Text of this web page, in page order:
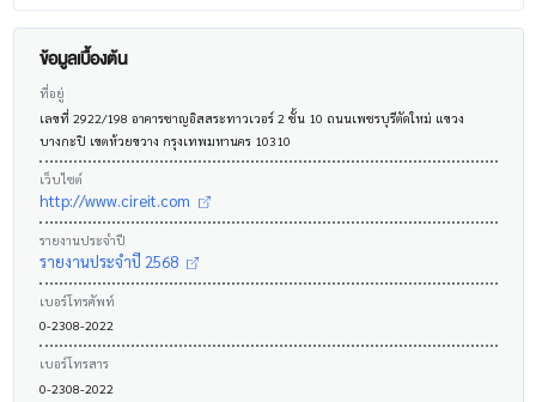
ข้อมูลเบื้องต้น
ที่อยู่
เลขที่ 2922/198 อาคารชาญอิสสระทาวเวอร์ 2 ชั้น 10 ถนนเพชรบุรีตัดใหม่ แขวง
บางกะปิ เขตห้วยขวาง กรุงเทพมหานคร 10310
เว็บไซต์
http://www.cireit.com
รายงานประจำปี
รายงานประจำปี 2568
เบอร์โทรศัพท์
0-2308-2022
เบอร์โทรสาร
0-2308-2022